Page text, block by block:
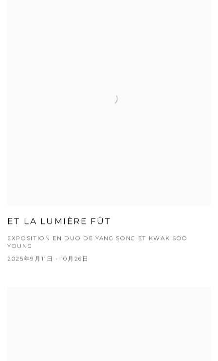
ET LA LUMIÈRE FÛT
EXPOSITION EN DUO DE YANG SONG ET KWAK SOO
YOUNG
2025年9月11日 - 10月26日